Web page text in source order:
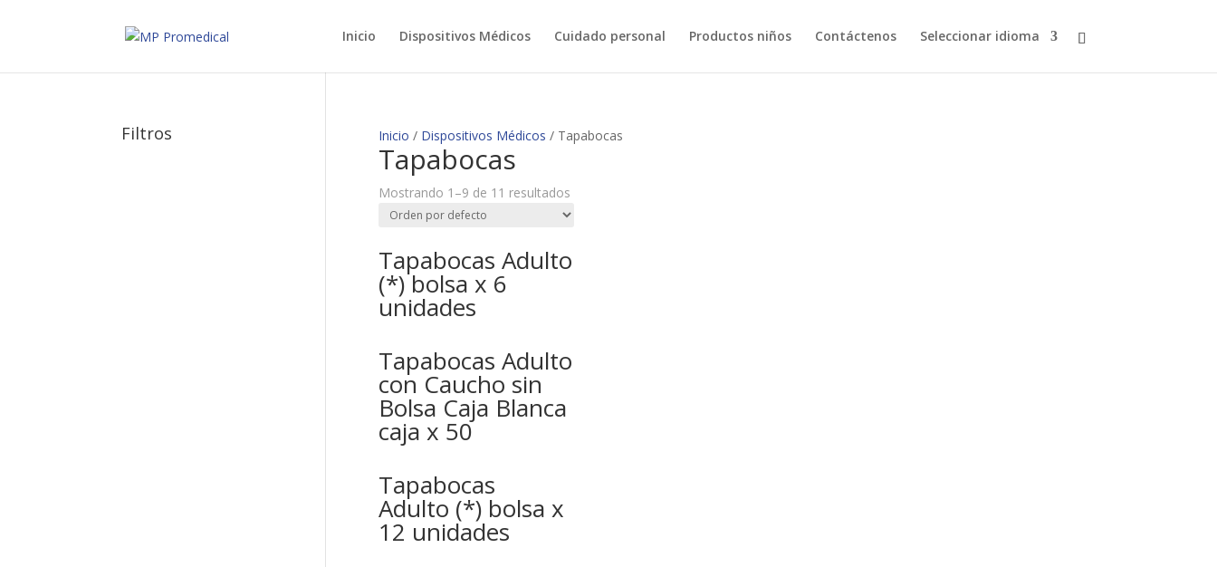
Inicio Dispositivos Médicos Cuidado personal Productos niños Contáctenos Seleccionar idioma
Inicio / Dispositivos Médicos / Tapabocas
Tapabocas
Mostrando 1–9 de 11 resultados
Tapabocas Adulto
(*) bolsa x 6
unidades
Tapabocas Adulto
con Caucho sin
Bolsa Caja Blanca
caja x 50
Tapabocas
Adulto (*) bolsa x
12 unidades
Filtros